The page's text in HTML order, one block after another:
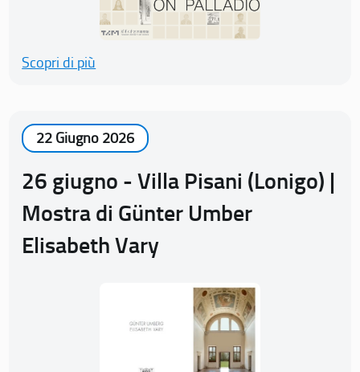
Scopri di più
22 Giugno 2026
26 giugno - Villa Pisani (Lonigo) |
Mostra di Günter Umber
Elisabeth Vary